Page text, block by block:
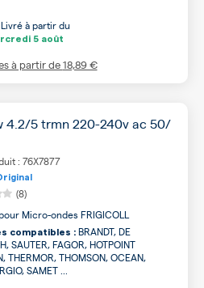
Livré à partir du
5 août
à partir de18,89 €
4.2/5 trmn 220-240v ac 50/
: 76X7877
(8)
Micro-ondes FRIGICOLL
compatibles : BRANDT, DE
SAUTER, FAGOR, HOTPOINT
THERMOR, THOMSON, OCEAN,
SAMET ...